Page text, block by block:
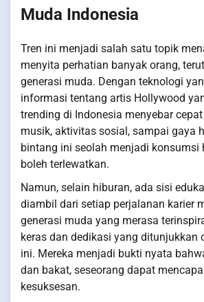
Muda Indonesia
Tren ini menjadi salah satu topik
menyita perhatian banyak orang,
generasi muda. Dengan teknologi
informasi tentang artis Hollywood
trending di Indonesia menyebar
musik, aktivitas sosial, sampai gaya
bintang ini seolah menjadi konsumsi
boleh terlewatkan.
Namun, selain hiburan, ada sisi
diambil dari setiap perjalanan karier
generasi muda yang merasa
keras dan dedikasi yang ditunjukkan
ini. Mereka menjadi bukti nyata
dan bakat, seseorang dapat
kesuksesan.